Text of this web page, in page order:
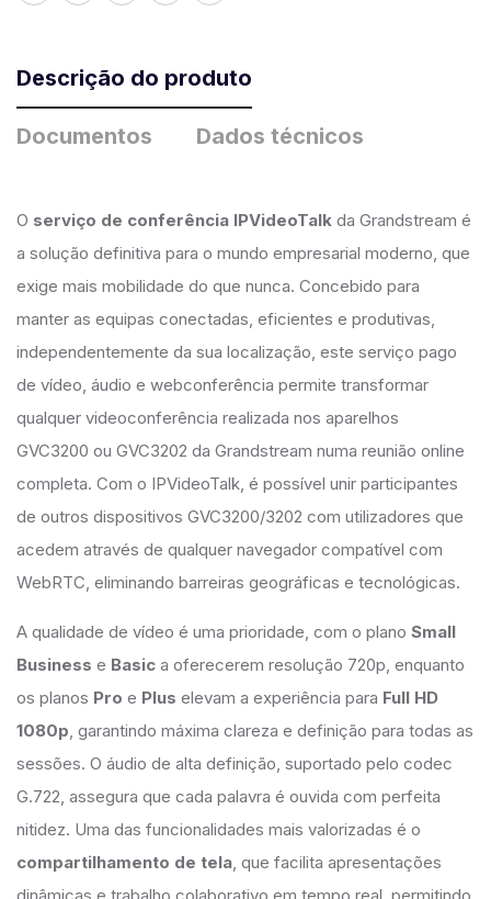
Descrição do produto
Documentos Dados técnicos
O serviço de conferência IPVideoTalk da Grandstream é
a solução definitiva para o mundo empresarial moderno, que
exige mais mobilidade do que nunca. Concebido para
manter as equipas conectadas, eficientes e produtivas,
independentemente da sua localização, este serviço pago
de vídeo, áudio e webconferência permite transformar
qualquer videoconferência realizada nos aparelhos
GVC3200 ou GVC3202 da Grandstream numa reunião online
completa. Com o IPVideoTalk, é possível unir participantes
de outros dispositivos GVC3200/3202 com utilizadores que
acedem através de qualquer navegador compatível com
WebRTC, eliminando barreiras geográficas e tecnológicas.
A qualidade de vídeo é uma prioridade, com o plano Small
Business e Basic a oferecerem resolução 720p, enquanto
os planos Pro e Plus elevam a experiência para Full HD
1080p, garantindo máxima clareza e definição para todas as
sessões. O áudio de alta definição, suportado pelo codec
G.722, assegura que cada palavra é ouvida com perfeita
nitidez. Uma das funcionalidades mais valorizadas é o
compartilhamento de tela, que facilita apresentações